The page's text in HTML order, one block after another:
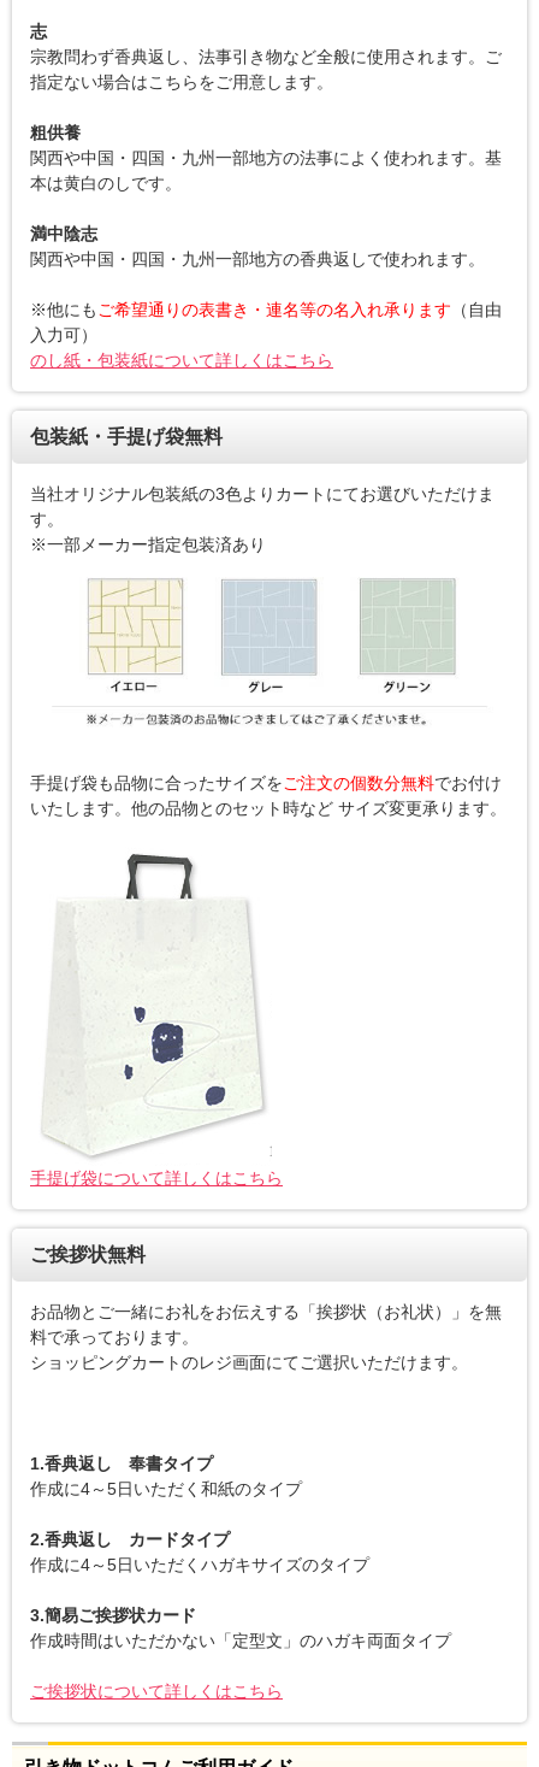
志
宗教問わず香典返し、法事引き物など全般に使用されます。ご
指定ない場合はこちらをご用意します。
粗供養
関西や中国・四国・九州一部地方の法事によく使われます。基
本は黄白のしです。
満中陰志
関西や中国・四国・九州一部地方の香典返しで使われます。
※他にもご希望通りの表書き・連名等の名入れ承ります （自由
入力可）
のし紙・包装紙について詳しくはこちら
包装紙・手提げ袋無料
当社オリジナル包装紙の3色よりカートにてお選びいただけま
す。
※一部メーカー指定包装済あり
手提げ袋も品物に合ったサイズをご注文の個数分無料でお付け
いたします。他の品物とのセット時など サイズ変更承ります。
手提げ袋について詳しくはこちら
ご挨拶状無料
お品物とご一緒にお礼をお伝えする「挨拶状（お礼状）」を無
料で承っております。
ショッピングカートのレジ画面にてご選択いただけます。
1.香典返し 奉書タイプ
作成に4～5日いただく和紙のタイプ
2.香典返し カードタイプ
作成に4～5日いただくハガキサイズのタイプ
3.簡易ご挨拶状カード
作成時間はいただかない「定型文」のハガキ両面タイプ
ご挨拶状について詳しくはこちら